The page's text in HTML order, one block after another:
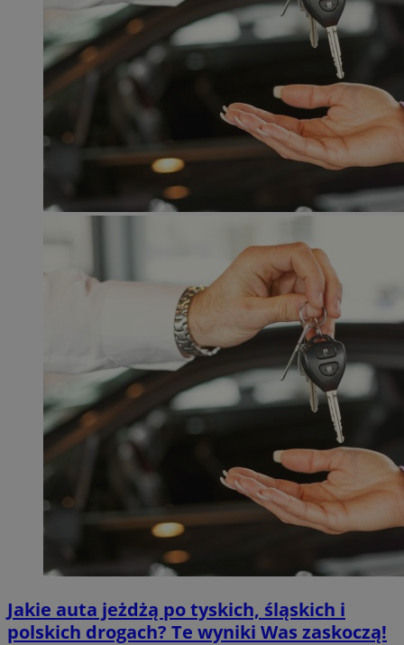
Jakie auta jeżdżą po tyskich, śląskich i
polskich drogach? Te wyniki Was zaskoczą!